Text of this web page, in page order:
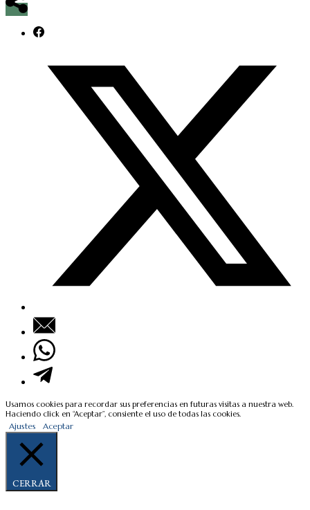
Usamos cookies para recordar sus preferencias en futuras visitas a nuestra web.
Haciendo click en “Aceptar”, consiente el uso de todas las cookies.
Ajustes Aceptar
CERRAR